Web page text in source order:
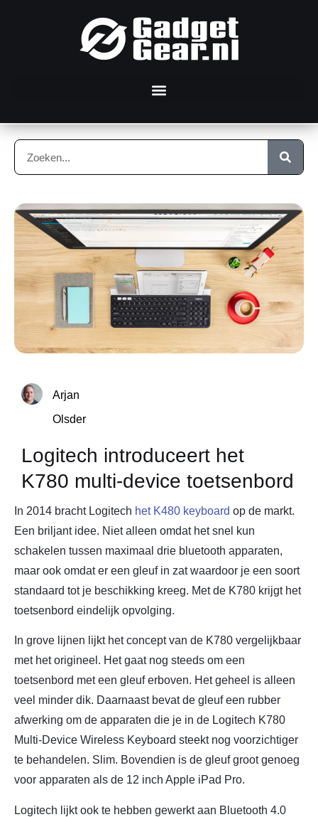
Arjan
Olsder
Logitech introduceert het
K780 multi-device toetsenbord
In 2014 bracht Logitech het K480 keyboard op de markt.
Een briljant idee. Niet alleen omdat het snel kun
schakelen tussen maximaal drie bluetooth apparaten,
maar ook omdat er een gleuf in zat waardoor je een soort
standaard tot je beschikking kreeg. Met de K780 krijgt het
toetsenbord eindelijk opvolging.
In grove lijnen lijkt het concept van de K780 vergelijkbaar
met het origineel. Het gaat nog steeds om een
toetsenbord met een gleuf erboven. Het geheel is alleen
veel minder dik. Daarnaast bevat de gleuf een rubber
afwerking om de apparaten die je in de Logitech K780
Multi-Device Wireless Keyboard steekt nog voorzichtiger
te behandelen. Slim. Bovendien is de gleuf groot genoeg
voor apparaten als de 12 inch Apple iPad Pro.
Logitech lijkt ook te hebben gewerkt aan Bluetooth 4.0